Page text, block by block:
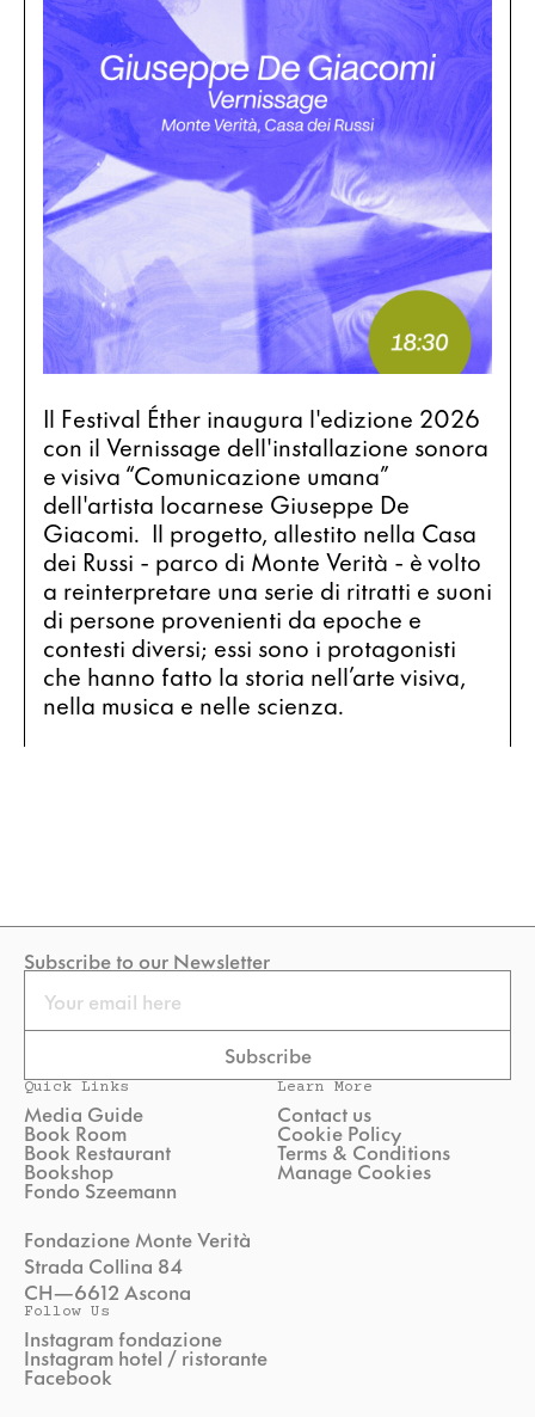
Il Festival Éther inaugura l'edizione 2026
con il Vernissage dell'installazione sonora
e visiva “Comunicazione umana”
dell'artista locarnese Giuseppe De
Giacomi.  Il progetto, allestito nella Casa
dei Russi - parco di Monte Verità - è volto
a reinterpretare una serie di ritratti e suoni
di persone provenienti da epoche e
contesti diversi; essi sono i protagonisti
che hanno fatto la storia nell’arte visiva,
nella musica e nelle scienza.
Subscribe to our Newsletter
Email
Subscribe
Quick Links
Media Guide
Book Room
Book Restaurant
Bookshop
Fondo Szeemann
Learn More
Contact us
Cookie Policy
Terms & Conditions
Manage Cookies
Fondazione Monte Verità
Strada Collina 84
CH—6612 Ascona
Follow Us
Instagram fondazione
Instagram hotel / ristorante
Facebook